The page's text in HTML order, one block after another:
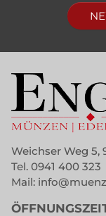
Weichser Weg 5,
Tel. 0941 400 323
Mail: